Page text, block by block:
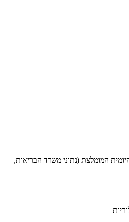
המומלצת (נתוני משרד הבריאות,